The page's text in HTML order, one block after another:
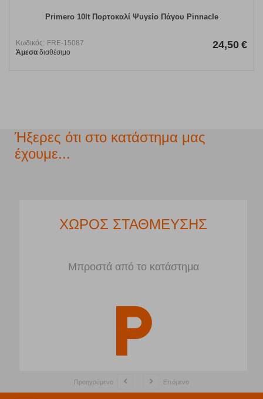
Primero 10lt Πορτοκαλί Ψυγείο Πάγου Pinnacle
Κωδικός: FRE-15087
Άμεσα διαθέσιμο
24,50 €
Ήξερες ότι στο κατάστημα μας
έχουμε...
ΧΩΡΟΣ ΣΤΑΘΜΕΥΣΗΣ
Μπροστά από το κατάστημα
Προηγούμενο Επόμενο